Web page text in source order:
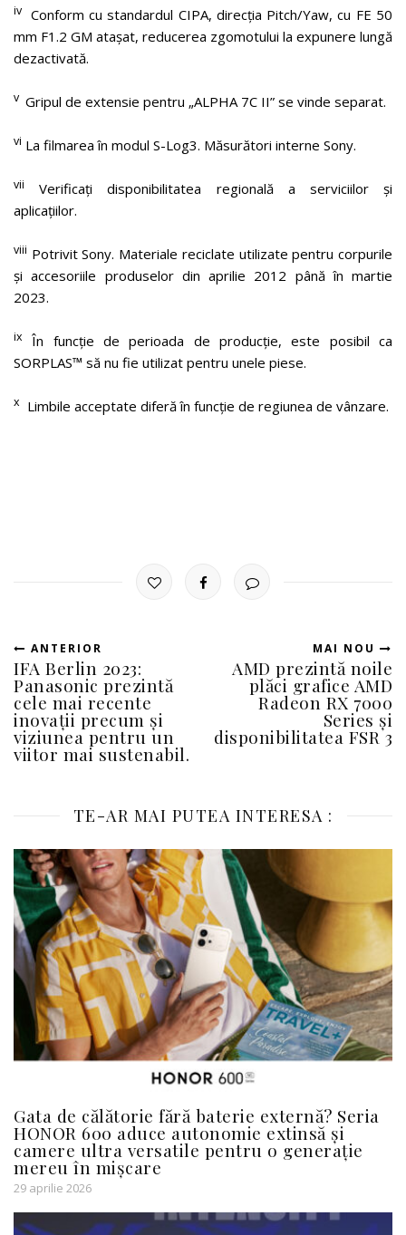
iv Conform cu standardul CIPA, direcția Pitch/Yaw, cu FE 50
mm F1.2 GM atașat, reducerea zgomotului la expunere lungă
dezactivată.
v Gripul de extensie pentru „ALPHA 7C II” se vinde separat.
vi La filmarea în modul S-Log3. Măsurători interne Sony.
vii
Verificați disponibilitatea regională a serviciilor și
aplicațiilor.
viii Potrivit Sony. Materiale reciclate utilizate pentru corpurile
și accesoriile produselor din aprilie 2012 până în martie
2023.
ix
În funcție de perioada de producție, este posibil ca
SORPLAS™ să nu fie utilizat pentru unele piese.
x Limbile acceptate diferă în funcție de regiunea de vânzare.
ANTERIOR
IFA Berlin 2023:
Panasonic prezintă
cele mai recente
inovații precum și
viziunea pentru un
viitor mai sustenabil.
MAI NOU
AMD prezintă noile
plăci grafice AMD
Radeon RX 7000
Series și
disponibilitatea FSR 3
TE-AR MAI PUTEA INTERESA :
Gata de călătorie fără baterie externă? Seria
HONOR 600 aduce autonomie extinsă și
camere ultra versatile pentru o generație
mereu în mișcare
29 aprilie 2026